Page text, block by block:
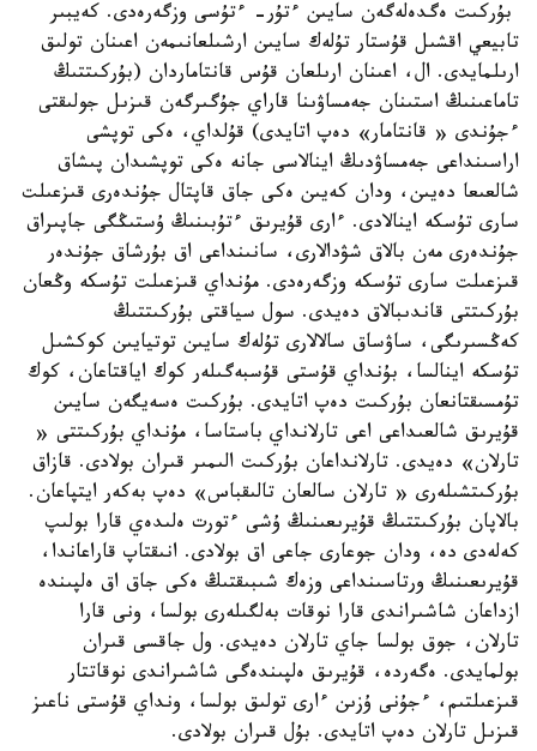
بۇركىت ەگدەلەگەن سايىن ءتۇر- ءتۇسى وزگەرەدى. كەيبىر
تابيعي اقشىل قۇستار تۇلەك سايىن ارشىلعانىمەن اعىنان تولىق
ارىلمايدى. ال، اعىنان ارىلعان قۇس قانتاماردان (بۇركىتتىڭ
تاماعىنىڭ استىنان جەمساۋىنا قاراي جۇگىرگەن قىزىل جولىقتى
ءجۇندى « قانتامار» دەپ اتايدى) قۇلداي، ەكى توپشى
اراسىنداعى جەمساۋدىڭ اينالاسى جانە ەكى توپشىدان پىشاق
شالعىعا دەيىن، ودان كەيىن ەكى جاق قاپتال جۇندەرى قىزعىلت
سارى تۇسكە اينالادى. ءارى قۇيرىق ءتۇبىنىڭ ۇستىڭگى جاپىراق
جۇندەرى مەن بالاق شۋدالارى، سانىنداعى اق بۇرشاق جۇندەر
قىزعىلت سارى تۇسكە وزگەرەدى. مۇنداي قىزعىلت تۇسكە وڭعان
بۇركىتتى قاندىبالاق دەيدى. سول سياقتى بۇركىتتىڭ
كەڭسىرىگى، ساۋساق سالالارى تۇلەك سايىن توتيايىن كوكشىل
تۇسكە اينالسا، بۇنداي قۇستى قۇسبەگىلەر كوك اياقتاعان، كوك
تۇمسىقتانعان بۇركىت دەپ اتايدى. بۇركىت ەسەيگەن سايىن
قۇيرىق شالعىداعى اعى تارلانداي باستاسا، مۇنداي بۇركىتتى «
تارلان» دەيدى. تارلانداعان بۇركىت الىمىر قىران بولادى. قازاق
بۇركىتشىلەرى « تارلان سالعان تالىقباس» دەپ بەكەر ايتپاعان.
بالاپان بۇركىتتىڭ قۇيرىعىنىڭ ۇشى ءتورت ەلىدەي قارا بولىپ
كەلەدى دە، ودان جوعارى جاعى اق بولادى. انىقتاپ قاراعاندا،
قۇيرىعىنىڭ ورتاسىنداعى وزەك شىبىقتىڭ ەكى جاق اق ەلپىندە
ازداعان شاشىراندى قارا نوقات بەلگىلەرى بولسا، ونى قارا
تارلان، جوق بولسا جاي تارلان دەيدى. ول جاقسى قىران
بولمايدى. ەگەردە، قۇيرىق ەلپىندەگى شاشىراندى نوقاتتار
قىزعىلتىم، ءجۇنى ۇزىن ءارى تولىق بولسا، ونداي قۇستى ناعىز
قىزىل تارلان دەپ اتايدى. بۇل قىران بولادى.